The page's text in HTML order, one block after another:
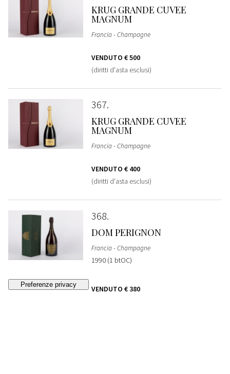
KRUG GRANDE CUVEE
MAGNUM
Francia - Champagne
VENDUTO € 500
(diritti d'asta esclusi)
367
KRUG GRANDE CUVEE
MAGNUM
Francia - Champagne
VENDUTO € 400
(diritti d'asta esclusi)
368
DOM PERIGNON
Francia - Champagne
1990 (1 btOC)
VENDUTO € 380